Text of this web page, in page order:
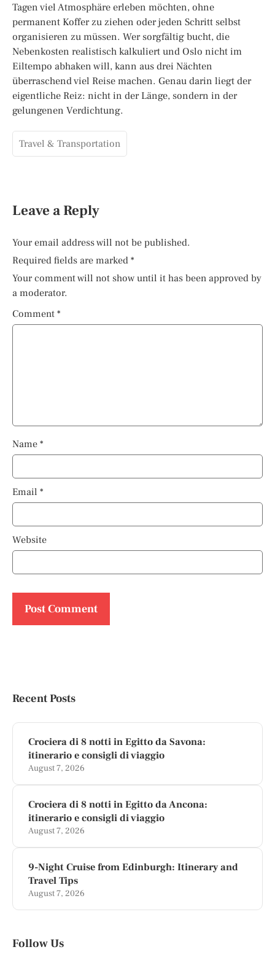
Tagen viel Atmosphäre erleben möchten, ohne
permanent Koffer zu ziehen oder jeden Schritt selbst
organisieren zu müssen. Wer sorgfältig bucht, die
Nebenkosten realistisch kalkuliert und Oslo nicht im
Eiltempo abhaken will, kann aus drei Nächten
überraschend viel Reise machen. Genau darin liegt der
eigentliche Reiz: nicht in der Länge, sondern in der
gelungenen Verdichtung.
Travel & Transportation
Leave a Reply
Your email address will not be published.
Required fields are marked *
Your comment will not show until it has been approved by
a moderator.
Comment *
Name *
Email *
Website
Recent Posts
Crociera di 8 notti in Egitto da Savona:
itinerario e consigli di viaggio
August 7, 2026
Crociera di 8 notti in Egitto da Ancona:
itinerario e consigli di viaggio
August 7, 2026
9-Night Cruise from Edinburgh: Itinerary and
Travel Tips
August 7, 2026
Follow Us